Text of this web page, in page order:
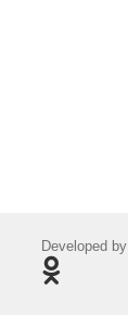
Developed by